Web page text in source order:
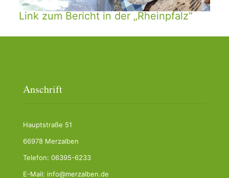
Link zum Bericht in der „Rheinpfalz“
Anschrift
Hauptstraße 51
66978 Merzalben
Telefon: 06395-6233
E-Mail: info@merzalben.de